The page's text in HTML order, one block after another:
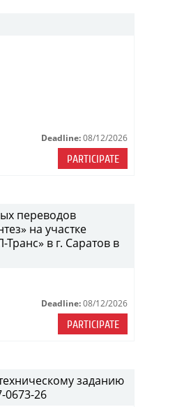
Deadline: 08/12/2026
PARTICIPATE
переводов
на участке
в г. Саратов в
Deadline: 08/12/2026
PARTICIPATE
заданию
0673-26